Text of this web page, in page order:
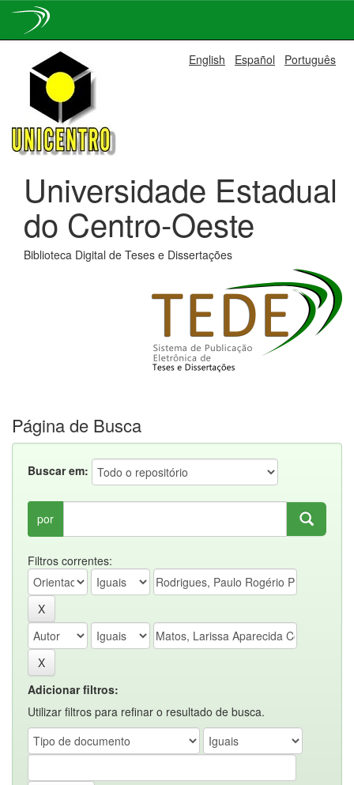
navigation
English Español Português
Universidade Estadual
do Centro-Oeste
Biblioteca Digital de Teses e Dissertações
Página de Busca
Buscar em:
por
Filtros correntes:
Adicionar filtros:
Utilizar filtros para refinar o resultado de busca.